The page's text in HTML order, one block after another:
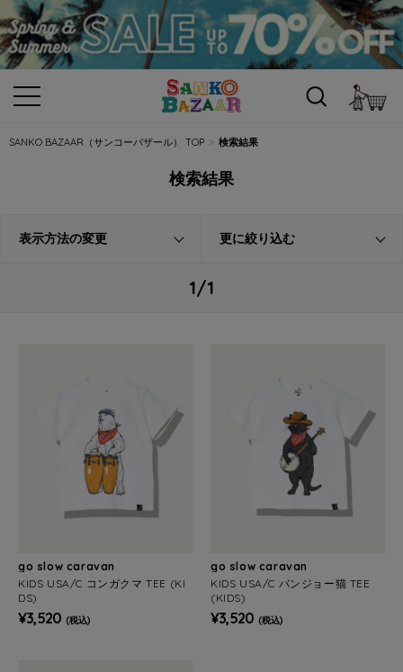
SANKO BAZAAR（サンコーバザール） TOP 検索結果
検索結果
表示方法の変更 更に絞り込む
1/1
go slow caravan
KIDS USA/C コンガクマ TEE (KI
DS)
¥3,520 (税込)
go slow caravan
KIDS USA/C バンジョー猫 TEE
(KIDS)
¥3,520 (税込)